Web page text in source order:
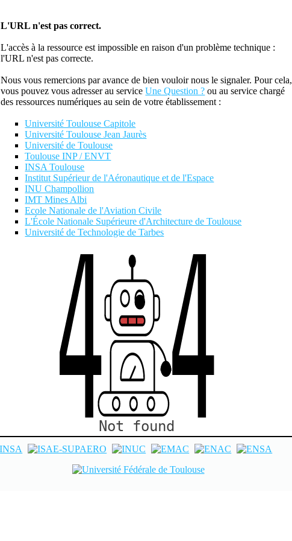
L'URL n'est pas correct.
L'accès à la ressource est impossible en raison d'un problème technique :
l'URL n'est pas correcte.
Nous vous remercions par avance de bien vouloir nous le signaler. Pour cela,
vous pouvez vous adresser au serviceUne Question ? ou au service chargé
des ressources numériques au sein de votre établissement :
Université Toulouse Capitole
Université Toulouse Jean Jaurès
Université de Toulouse
Toulouse INP / ENVT
INSA Toulouse
Institut Supérieur de l'Aéronautique et de l'Espace
INU Champollion
IMT Mines Albi
Ecole Nationale de l'Aviation Civile
L'École Nationale Supérieure d'Architecture de Toulouse
Université de Technologie de Tarbes
4 4
Not found